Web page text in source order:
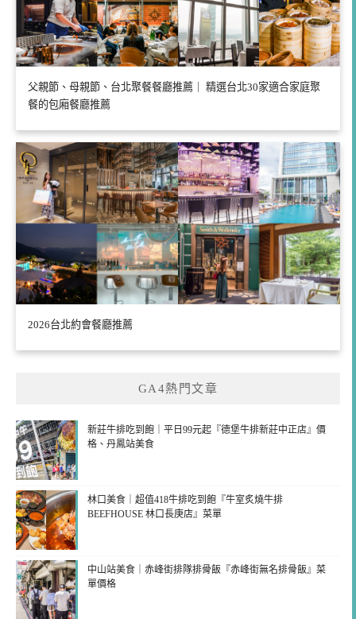
父親節、母親節、台北聚餐餐廳推薦｜ 精選台北30家適合家庭聚
餐的包廂餐廳推薦
2026台北約會餐廳推薦
GA4熱門文章
新莊牛排吃到飽｜平日99元起『德堡牛排新莊中正店』價
格、丹鳳站美食
林口美食｜超值418牛排吃到飽『牛室炙燒牛排
BEEFHOUSE 林口長庚店』菜單
中山站美食｜赤峰街排隊排骨飯『赤峰街無名排骨飯』菜
單價格